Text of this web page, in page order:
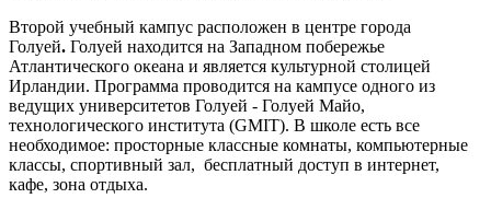
Второй учебный кампус расположен в центре города
Голуей. Голуей находится на Западном побережье
Атлантического океана и является культурной столицей
Ирландии. Программа проводится на кампусе одного из
ведущих университетов Голуей - Голуей Майо,
технологического института (GMIT). В школе есть все
необходимое: просторные классные комнаты, компьютерные
классы, спортивный зал, бесплатный доступ в интернет,
кафе, зона отдыха.